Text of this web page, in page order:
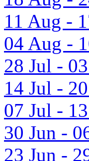
11 Aug -
04 Aug -
28 Jul -
14 Jul -
07 Jul -
30 Jun -
23 Jun -